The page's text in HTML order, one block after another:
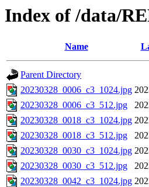
Index of /data/
Name
Parent Directory
20230328_0006_c3_1024.jpg
20230328_0006_c3_512.jpg
20230328_0018_c3_1024.jpg
20230328_0018_c3_512.jpg
20230328_0030_c3_1024.jpg
20230328_0030_c3_512.jpg
20230328_0042_c3_1024.jpg